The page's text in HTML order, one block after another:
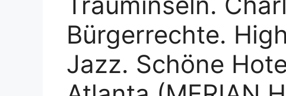
Bürgerrechte.
Jazz. Schöne